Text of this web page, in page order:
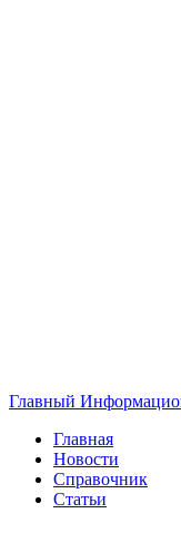
Главный
Главная
Новости
Справочник
Статьи